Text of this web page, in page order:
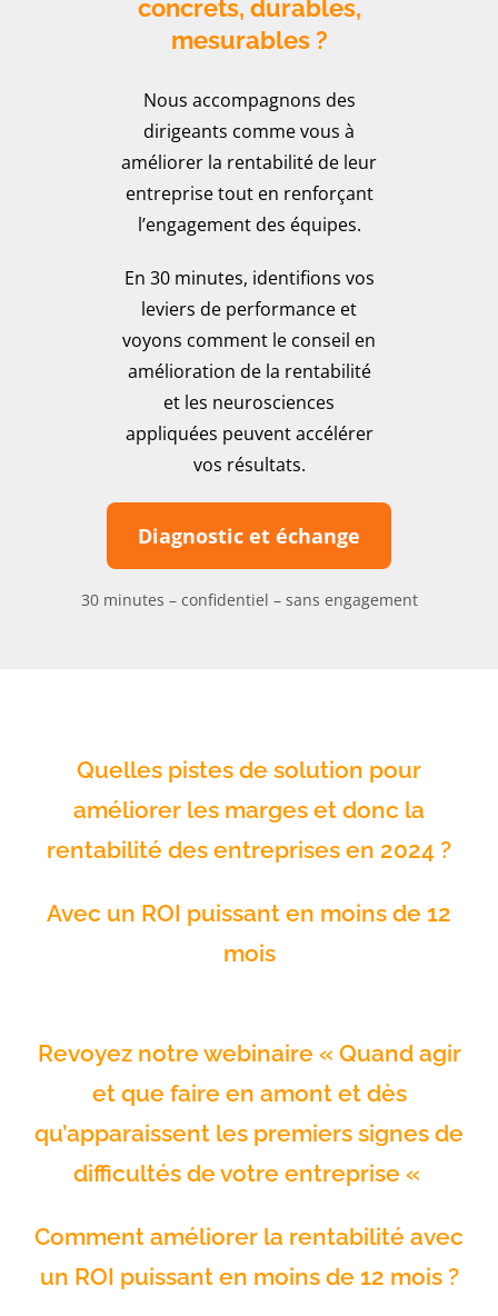
concrets, durables,
mesurables ?
Nous accompagnons des
dirigeants comme vous à
améliorer la rentabilité de leur
entreprise tout en renforçant
l’engagement des équipes.
En 30 minutes, identifions vos
leviers de performance et
voyons comment le conseil en
amélioration de la rentabilité
et les neurosciences
appliquées peuvent accélérer
vos résultats.
Diagnostic et échange
30 minutes – confidentiel – sans engagement
Quelles pistes de solution pour
améliorer les marges et donc la
rentabilité des entreprises en 2024 ?
Avec un ROI puissant en moins de 12
mois
Revoyez notre webinaire « Quand agir
et que faire en amont et dès
qu’apparaissent les premiers signes de
difficultés de votre entreprise «
Comment améliorer la rentabilité avec
un ROI puissant en moins de 12 mois ?